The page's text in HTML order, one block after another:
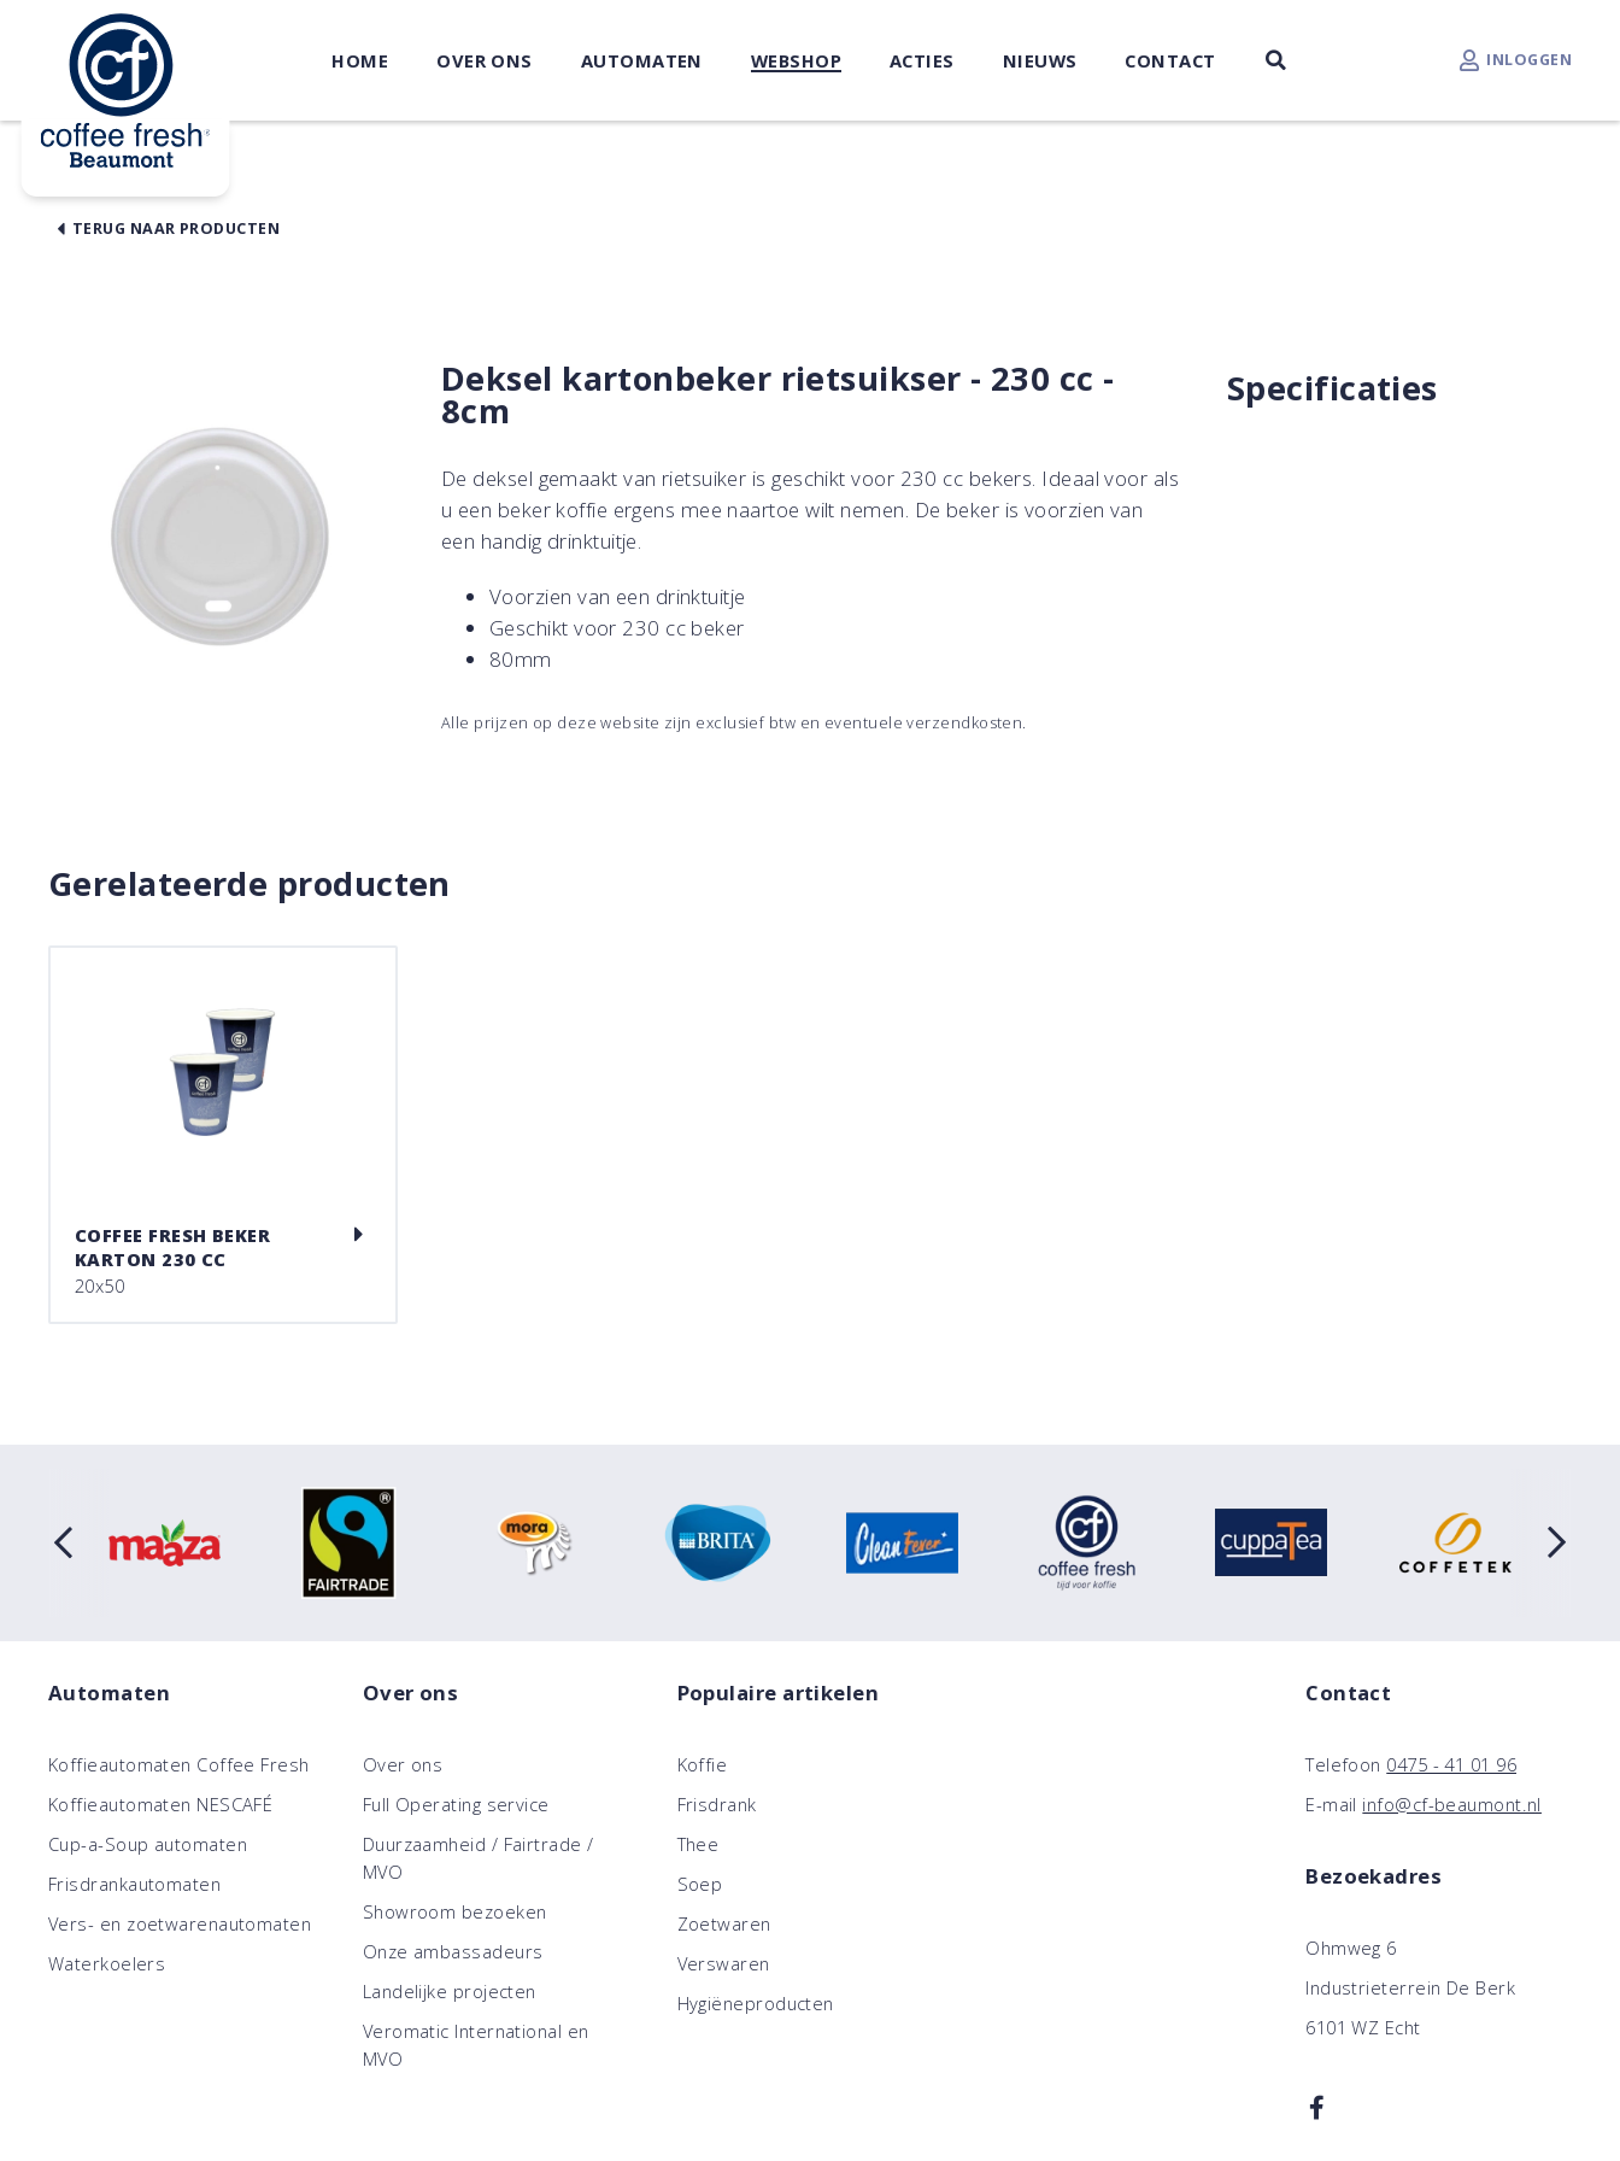
INLOGGEN
HOME OVER ONS AUTOMATEN WEBSHOP ACTIES NIEUWS CONTACT
TERUG NAAR PRODUCTEN
Deksel kartonbeker rietsuikser - 230 cc -
8cm
De deksel gemaakt van rietsuiker is geschikt voor 230 cc bekers. Ideaal voor als
u een beker koffie ergens mee naartoe wilt nemen. De beker is voorzien van
een handig drinktuitje.
Voorzien van een drinktuitje
Geschikt voor 230 cc beker
80mm
Alle prijzen op deze website zijn exclusief btw en eventuele verzendkosten.
Specificaties
Gerelateerde producten
COFFEE FRESH BEKER
KARTON 230 CC
20x50
Automaten
Koffieautomaten Coffee Fresh
Koffieautomaten NESCAFÉ
Cup-a-Soup automaten
Frisdrankautomaten
Vers- en zoetwarenautomaten
Waterkoelers
Over ons
Over ons
Full Operating service
Duurzaamheid / Fairtrade /
MVO
Showroom bezoeken
Onze ambassadeurs
Landelijke projecten
Veromatic International en
MVO
Populaire artikelen
Koffie
Frisdrank
Thee
Soep
Zoetwaren
Verswaren
Hygiëneproducten
Contact
Telefoon 0475 - 41 01 96
E-mail info@cf-beaumont.nl
Bezoekadres
Ohmweg 6
Industrieterrein De Berk
6101 WZ Echt